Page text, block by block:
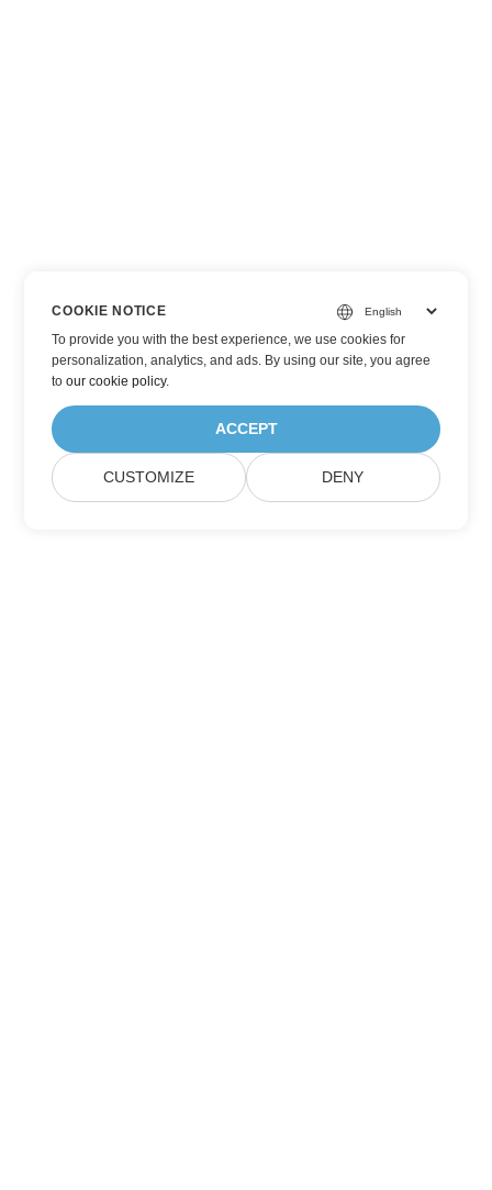
COOKIE NOTICE
To provide you with the best experience, we use cookies for
personalization, analytics, and ads. By using our site, you agree
toour cookie policy.
ACCEPT
CUSTOMIZE DENY